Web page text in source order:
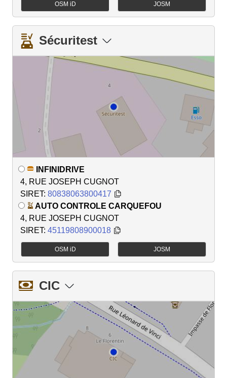
OSM iD JOSM
Sécuritest
INFINIDRIVE
4, RUE JOSEPH CUGNOT
SIRET: 80838063800417
AUTO CONTROLE CARQUEFOU
4, RUE JOSEPH CUGNOT
SIRET: 45119808900018
OSM iD JOSM
CIC